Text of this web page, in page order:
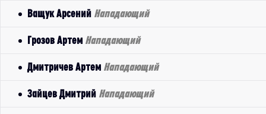
Ващук Арсений Нападающий
Грозов Артем Нападающий
Дмитричев Артем Нападающий
Зайцев Дмитрий Нападающий